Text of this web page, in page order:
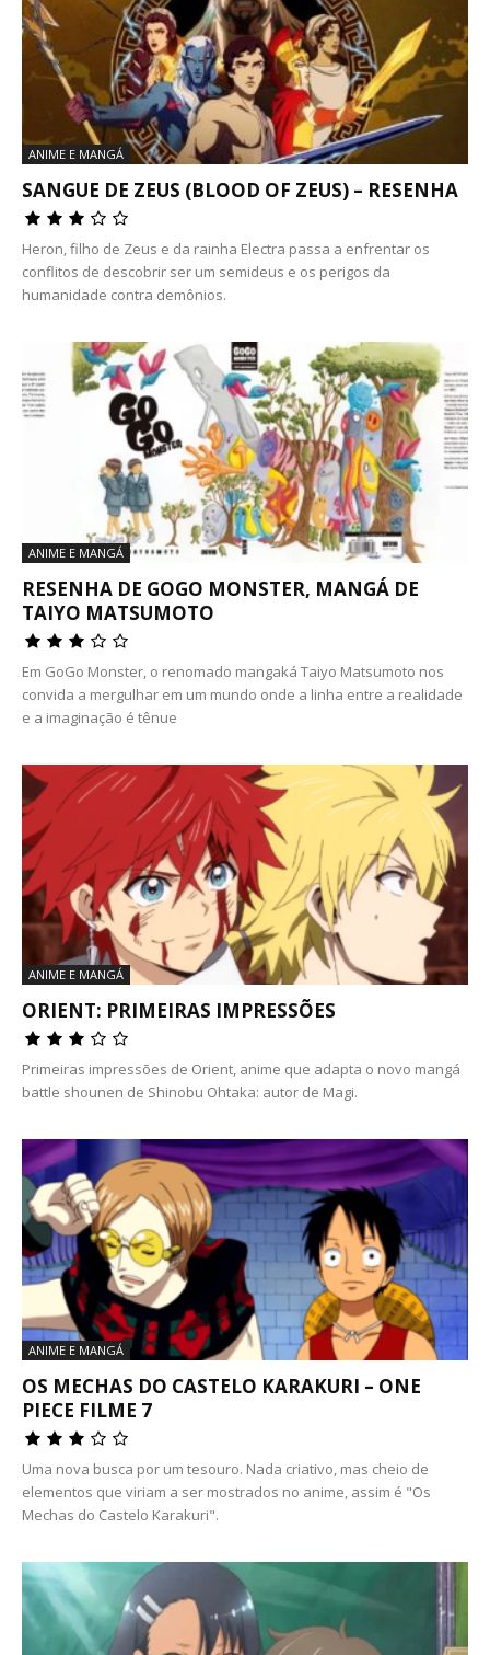
ANIME E MANGÁ
SANGUE DE ZEUS (BLOOD OF ZEUS) – RESENHA
Heron, filho de Zeus e da rainha Electra passa a enfrentar os
conflitos de descobrir ser um semideus e os perigos da
humanidade contra demônios.
ANIME E MANGÁ
RESENHA DE GOGO MONSTER, MANGÁ DE
TAIYO MATSUMOTO
Em GoGo Monster, o renomado mangaká Taiyo Matsumoto nos
convida a mergulhar em um mundo onde a linha entre a realidade
e a imaginação é tênue
ANIME E MANGÁ
ORIENT: PRIMEIRAS IMPRESSÕES
Primeiras impressões de Orient, anime que adapta o novo mangá
battle shounen de Shinobu Ohtaka: autor de Magi.
ANIME E MANGÁ
OS MECHAS DO CASTELO KARAKURI – ONE
PIECE FILME 7
Uma nova busca por um tesouro. Nada criativo, mas cheio de
elementos que viriam a ser mostrados no anime, assim é "Os
Mechas do Castelo Karakuri".